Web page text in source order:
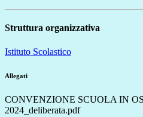
Struttura organizzativa
Istituto Scolastico
Allegati
CONVENZIONE SCUOLA IN
2024_deliberata.pdf